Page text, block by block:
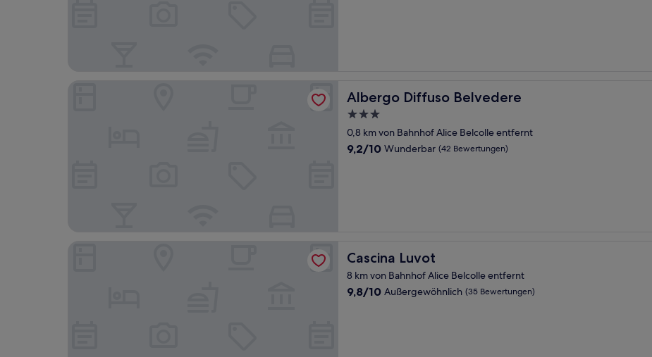
Albergo Diffuso Belvedere
Albergo Diffuso Belvedere
3.0-
Sterne-
Unterkunft
0,8 km von Bahnhof Alice Belcolle entfernt
9.2
9,2/10 Wunderbar (42 Bewertungen)
Cascina Luvot
Cascina Luvot
8 km von Bahnhof Alice Belcolle entfernt
9.8
9,8/10 Außergewöhnlich (35 Bewertungen)